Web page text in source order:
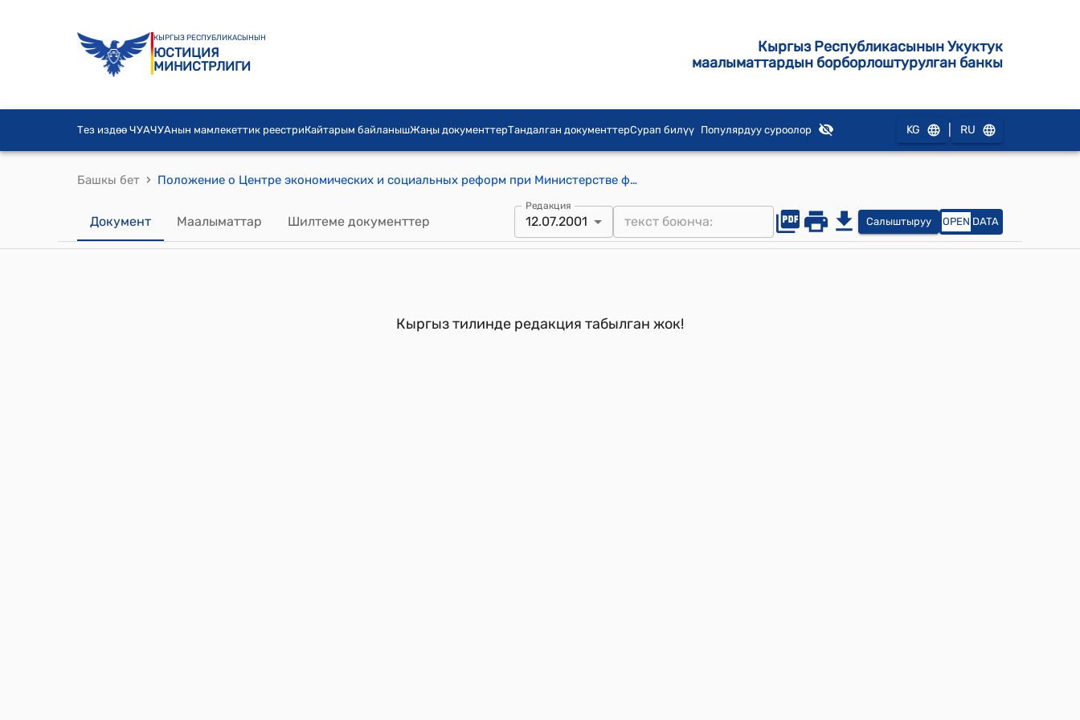
КЫРГЫЗ РЕСПУБЛИКАСЫНЫН
ЮСТИЦИЯ
МИНИСТРЛИГИ
Кыргыз Республикасынын Укуктук
маалыматтардын борборлоштурулган банкы
Тез издөө ЧУАЧУАнын мамлекеттик реестриКайтарым байланышЖаңы документтерТандалган документтерСурап билүү Популярдуу суроолор KG RU
Башкы бет › Положение о Центре экономических и социальных реформ при Министерстве финансов Кыргызской Республики ( Утверждено постановлением Правительства Кыргызской Республики от 4 декабря 1997 года N 709)
Документ Маалыматтар Шилтеме документтер
Редакция
12.07.2001 Салыштыруу OPEN DATA
Кыргыз тилинде редакция табылган жок!